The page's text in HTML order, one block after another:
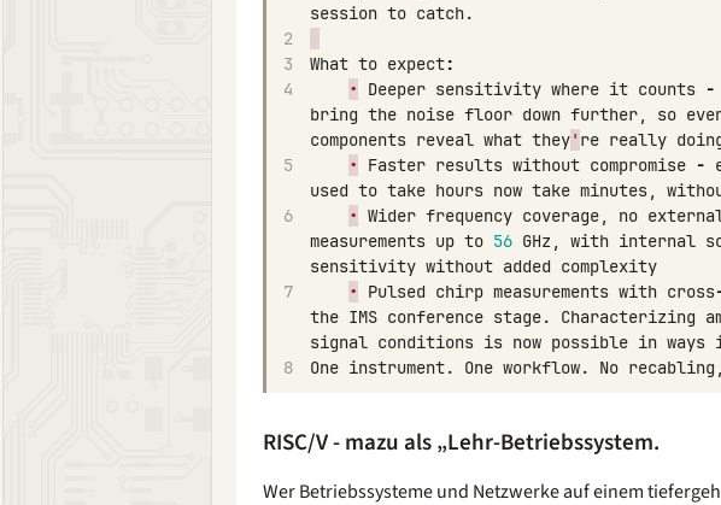
session to catch.
2
3
What to expect:
4
• Deeper sensitivity where it counts -
bring the noise floor down further, so
components reveal what they' re really
5
• Faster results without compromise -
used to take hours now take minutes,
6
• Wider frequency coverage, no
measurements up to 56 GHz, with internal
sensitivity without added complexity
7
• Pulsed chirp measurements with cross
the IMS conference stage. Characterizing
signal conditions is now possible in ways
8
One instrument. One workflow. No recabling ,
RISC/V - mazu als „Lehr-Betriebssystem.
Wer Betriebssysteme und Netzwerke auf einem